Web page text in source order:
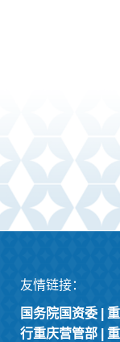
友情链接：
国务院国资委|
行重庆营管部